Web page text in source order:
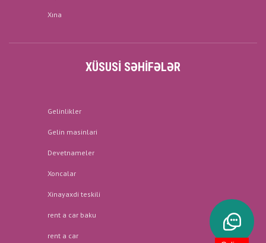
Xına
XÜSUSI SƏHIFƏLƏR
Gelinlikler
Gelin masinlari
Devetnameler
Xoncalar
Xinayaxdi teskili
rent a car baku
rent a car